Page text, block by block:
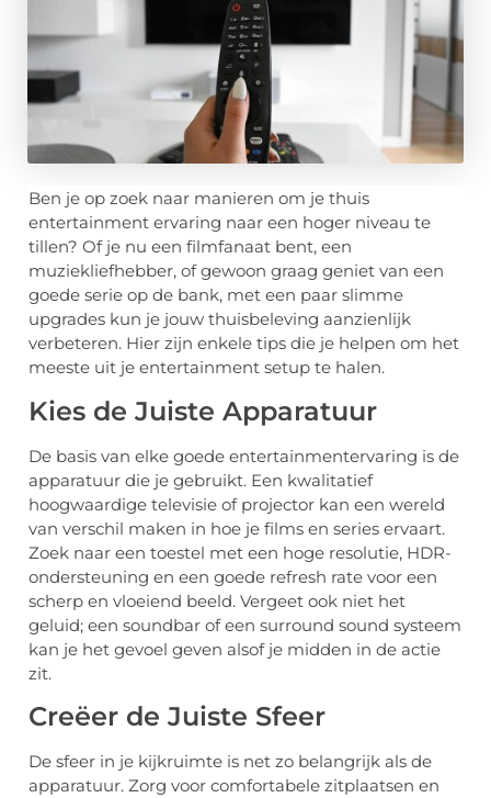
Ben je op zoek naar manieren om je thuis
entertainment ervaring naar een hoger niveau te
tillen? Of je nu een filmfanaat bent, een
muziekliefhebber, of gewoon graag geniet van een
goede serie op de bank, met een paar slimme
upgrades kun je jouw thuisbeleving aanzienlijk
verbeteren. Hier zijn enkele tips die je helpen om het
meeste uit je entertainment setup te halen.
Kies de Juiste Apparatuur
De basis van elke goede entertainmentervaring is de
apparatuur die je gebruikt. Een kwalitatief
hoogwaardige televisie of projector kan een wereld
van verschil maken in hoe je films en series ervaart.
Zoek naar een toestel met een hoge resolutie, HDR-
ondersteuning en een goede refresh rate voor een
scherp en vloeiend beeld. Vergeet ook niet het
geluid; een soundbar of een surround sound systeem
kan je het gevoel geven alsof je midden in de actie
zit.
Creëer de Juiste Sfeer
De sfeer in je kijkruimte is net zo belangrijk als de
apparatuur. Zorg voor comfortabele zitplaatsen en